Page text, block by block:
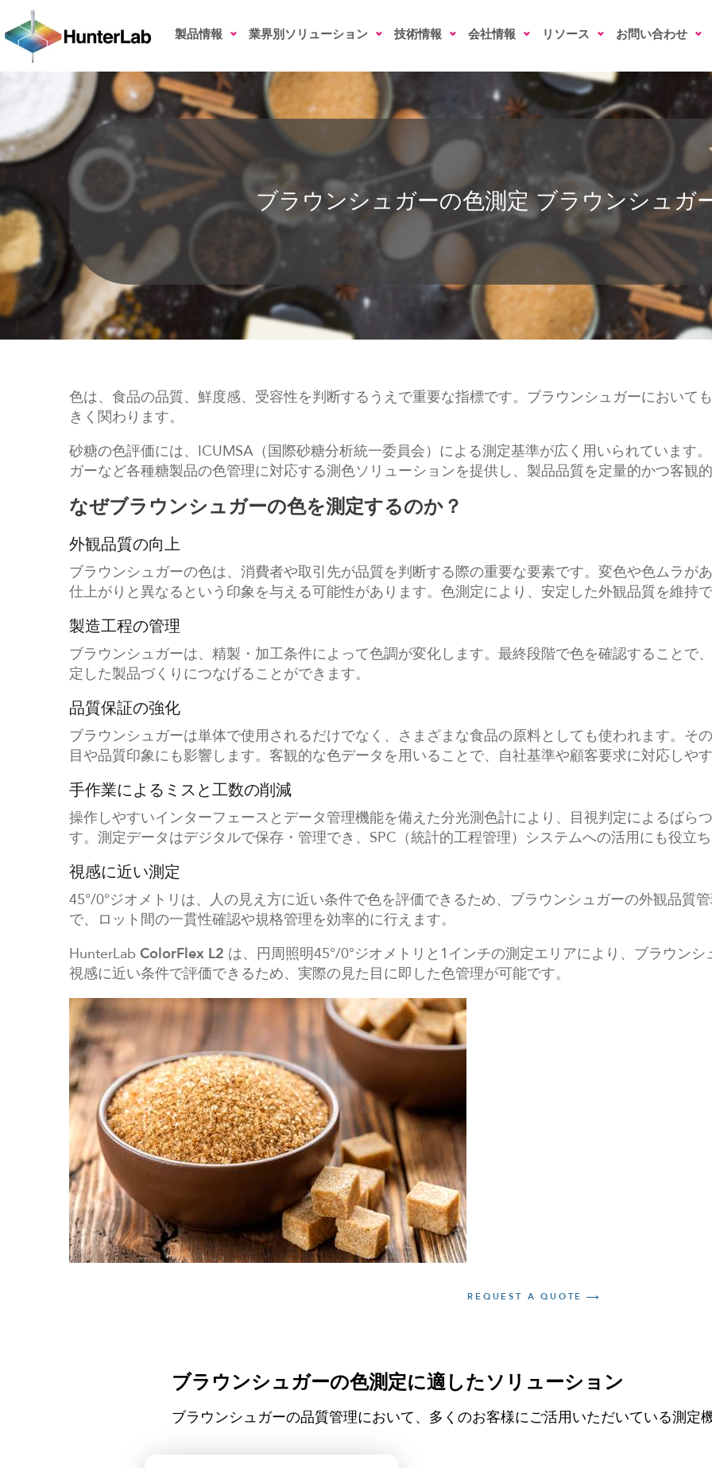
製品情報 業界別ソリューション 技術情報 会社情報 リソース お問い合わせ
ブラウンシュガーの色測定
ブラウンシュガーの色測定 ブラウンシュガ
色は、食品の品質、鮮度感、受容性を判断するうえで重要な指標です。ブラウンシュガーにおいて
きく関わります。
砂糖の色評価には、ICUMSA（国際砂糖分析統一委員会）による測定基準が広く用いられています
ガーなど各種糖製品の色管理に対応する測色ソリューションを提供し、製品品質を定量的かつ客観
なぜブラウンシュガーの色を測定するのか？
外観品質の向上
ブラウンシュガーの色は、消費者や取引先が品質を判断する際の重要な要素です。変色や色ムラが
仕上がりと異なるという印象を与える可能性があります。色測定により、安定した外観品質を維持で
製造工程の管理
ブラウンシュガーは、精製・加工条件によって色調が変化します。最終段階で色を確認することで
定した製品づくりにつなげることができます。
品質保証の強化
ブラウンシュガーは単体で使用されるだけでなく、さまざまな食品の原料としても使われます。そ
目や品質印象にも影響します。客観的な色データを用いることで、自社基準や顧客要求に対応しやす
手作業によるミスと工数の削減
操作しやすいインターフェースとデータ管理機能を備えた分光測色計により、目視判定によるばら
す。測定データはデジタルで保存・管理でき、SPC（統計的工程管理）システムへの活用にも役立ち
視感に近い測定
45°/0°ジオメトリは、人の見え方に近い条件で色を評価できるため、ブラウンシュガーの外観品質
で、ロット間の一貫性確認や規格管理を効率的に行えます。
HunterLab ColorFlex L2 は、円周照明45°/0°ジオメトリと1インチの測定エリアにより、ブラウン
視感に近い条件で評価できるため、実際の見た目に即した色管理が可能です。
REQUEST A QUOTE
ブラウンシュガーの色測定に適したソリューション
ブラウンシュガーの品質管理において、多くのお客様にご活用いただいている測定機